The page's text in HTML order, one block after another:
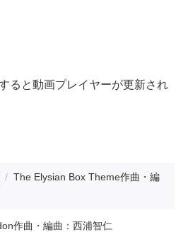
ると動画プレイヤーが更新され
The Elysian Box Theme作曲・編
作曲・編曲：西浦智仁